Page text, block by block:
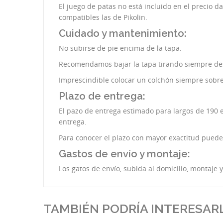
El juego de patas no está incluido en el precio
compatibles las de Pikolin.
Cuidado y mantenimiento:
No subirse de pie encima de la tapa.
Recomendamos bajar la tapa tirando siempre
Imprescindible colocar un colchón siempre
Plazo de entrega:
El pazo de entrega estimado para largos de 190
entrega.
Para conocer el plazo con mayor exactitud
Gastos de envío y montaje:
Los gatos de envío, subida al domicilio,
TAMBIÉN PODRÍA